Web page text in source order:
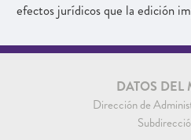
efectos jurídicos que la edición
DATOS
Dirección de